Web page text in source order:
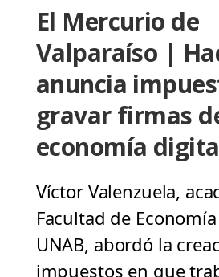
El Mercurio de
Valparaíso |
anuncia
gravar firmas
economía
Víctor Valenzuela,
Facultad de
UNAB, abordó la
impuestos en que